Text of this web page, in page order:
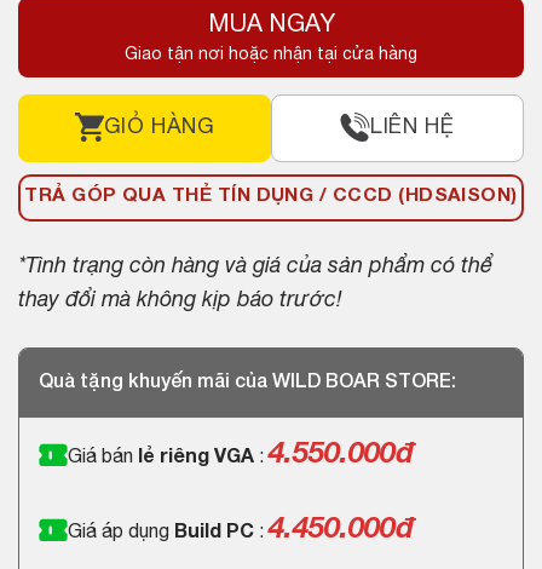
MUA NGAY
Giao tận nơi hoặc nhận tại cửa hàng
GIỎ HÀNG LIÊN HỆ
TRẢ GÓP QUA THẺ TÍN DỤNG / CCCD (HDSAISON)
*Tình trạng còn hàng và giá của sản phẩm có thể
thay đổi mà không kịp báo trước!
Quà tặng khuyến mãi của WILD BOAR STORE:
Giá bán lẻ riêng VGA : 4.550.000đ
Giá áp dụng Build PC : 4.450.000đ